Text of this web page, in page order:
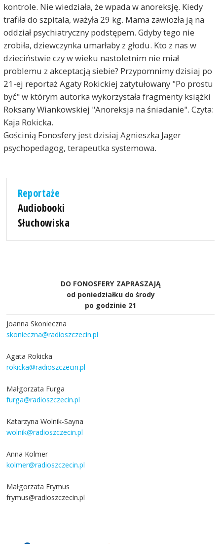
kontrole. Nie wiedziała, że wpada w anoreksję. Kiedy
trafiła do szpitala, ważyła 29 kg. Mama zawiozła ją na
oddział psychiatryczny podstępem. Gdyby tego nie
zrobiła, dziewczynka umarłaby z głodu. Kto z nas w
dzieciństwie czy w wieku nastoletnim nie miał
problemu z akceptacją siebie? Przypomnimy dzisiaj po
21-ej reportaż Agaty Rokickiej zatytułowany "Po prostu
być" w którym autorka wykorzystała fragmenty książki
Roksany Wiankowskiej "Anoreksja na śniadanie". Czyta:
Kaja Rokicka.
Gościnią Fonosfery jest dzisiaj Agnieszka Jager
psychopedagog, terapeutka systemowa.
Reportaże
Audiobooki
Słuchowiska
DO FONOSFERY ZAPRASZAJĄ
od poniedziałku do środy
po godzinie 21
Joanna Skonieczna
skonieczna@radioszczecin.pl
Agata Rokicka
rokicka@radioszczecin.pl
Małgorzata Furga
furga@radioszczecin.pl
Katarzyna Wolnik-Sayna
wolnik@radioszczecin.pl
Anna Kolmer
kolmer@radioszczecin.pl
Małgorzata Frymus
frymus@radioszczecin.pl